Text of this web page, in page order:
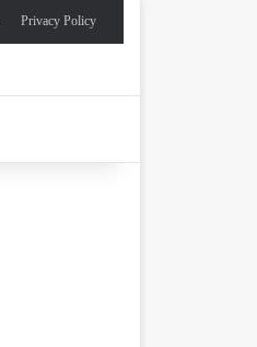
Privacy Policy